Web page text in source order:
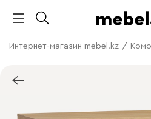
Интернет-магазин mebel.kz /